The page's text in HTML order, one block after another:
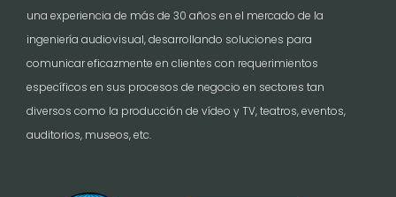
una experiencia de más de 30 años en el mercado de la
ingeniería audiovisual, desarrollando soluciones para
comunicar eficazmente en clientes con requerimientos
específicos en sus procesos de negocio en sectores tan
diversos como la producción de vídeo y TV, teatros, eventos,
auditorios, museos, etc.